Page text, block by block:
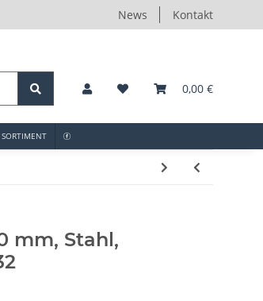
News Kontakt
0,00 €
mm, Stahl,